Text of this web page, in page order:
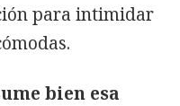
para intimidar
bien esa